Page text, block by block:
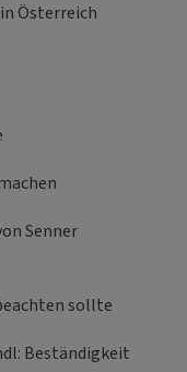
Österreich
Senner
sollte
Beständigkeit